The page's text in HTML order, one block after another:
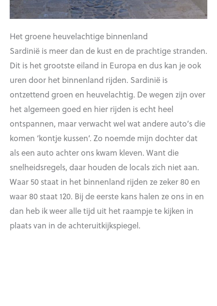
Het groene heuvelachtige binnenland
Sardinië is meer dan de kust en de prachtige stranden.
Dit is het grootste eiland in Europa en dus kan je ook
uren door het binnenland rijden. Sardinië is
ontzettend groen en heuvelachtig. De wegen zijn over
het algemeen goed en hier rijden is echt heel
ontspannen, maar verwacht wel wat andere auto’s die
komen ‘kontje kussen’. Zo noemde mijn dochter dat
als een auto achter ons kwam kleven. Want die
snelheidsregels, daar houden de locals zich niet aan.
Waar 50 staat in het binnenland rijden ze zeker 80 en
waar 80 staat 120. Bij de eerste kans halen ze ons in en
dan heb ik weer alle tijd uit het raampje te kijken in
plaats van in de achteruitkijkspiegel.